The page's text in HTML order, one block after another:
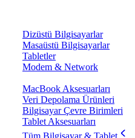
Dizüstü Bilgisayarlar
Masaüstü Bilgisayarlar
Tabletler
Modem & Network
MacBook Aksesuarları
Veri Depolama Ürünleri
Bilgisayar Çevre Birimleri
Tablet Aksesuarları
Tüm Bilgisayar & Tablet